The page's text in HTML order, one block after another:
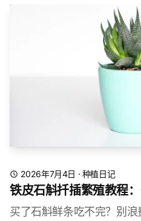
2026年7月4日 · 种植日记
铁皮石斛扦插繁殖教程
买了石斛鲜条吃不完？别